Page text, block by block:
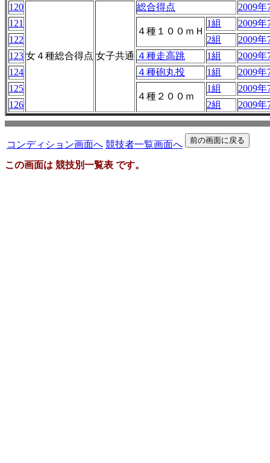
120
女４種総合得点 女子共通
総合得点
2009年
121
４種１００ｍＨ
1組
2009年
122
2組
2009年
123
４種走高跳 1組
2009年
124
４種砲丸投 1組
2009年
125
４種２００ｍ
1組
2009年
126
2組 2009年
コンディション画面へ 競技者一覧画面へ
この画面は 競技別一覧表 です。